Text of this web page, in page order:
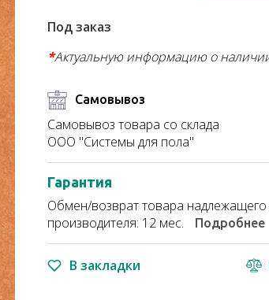
Под заказ
*Актуальную информацию о
Самовывоз
Самовывоз товара со склада
ООО "Системы для пола"
Гарантия
Обмен/возврат товара надлежащего
производителя: 12 мес.
Подробнее
В закладки